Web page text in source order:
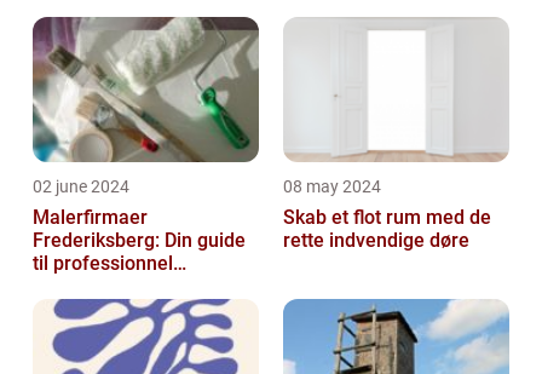
02 june 2024
Malerfirmaer
Frederiksberg: Din guide
til professionnel
08 may 2024
Skab et flot rum med de
rette indvendige døre